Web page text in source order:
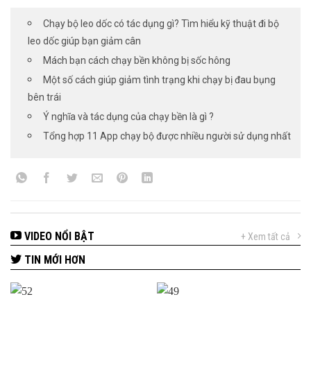
Chạy bộ leo dốc có tác dụng gì? Tìm hiểu kỹ thuật đi bộ
leo dốc giúp bạn giảm cân
Mách bạn cách chạy bền không bị sốc hông
Một số cách giúp giảm tình trạng khi chạy bị đau bụng
bên trái
Ý nghĩa và tác dụng của chạy bền là gì ?
Tổng hợp 11 App chạy bộ được nhiều người sử dụng nhất
VIDEO NỔI BẬT + Xem tất cả
TIN MỚI HƠN